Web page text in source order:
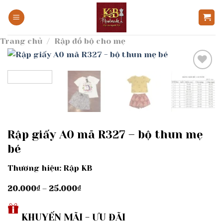
qua
dung
Trang chủ / Rập đồ bộ cho mẹ
Add to
wishlist
Rập giấy A0 mã R327 – bộ thun mẹ
bé
Thương hiệu: Rập KB
20.000₫ – 25.000₫Khoảng
20.000₫
đến
KHUYẾN MÃI - ƯU ĐÃI